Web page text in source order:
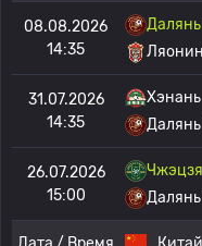
08.08.2026
14:35
31.07.2026
14:35
Хэнань
26.07.2026
15:00